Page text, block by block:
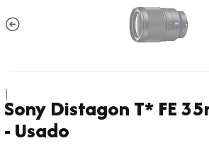
|
Sony Distagon T* FE
- Usado